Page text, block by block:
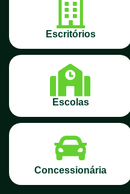
Escritórios
Escolas
Concessionária